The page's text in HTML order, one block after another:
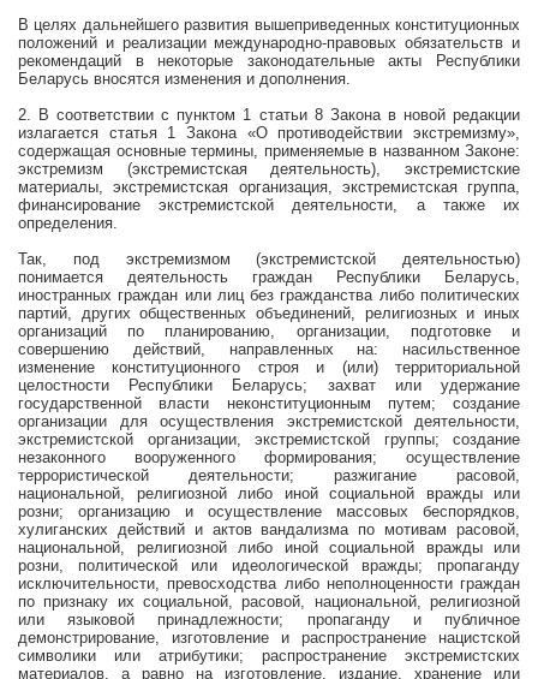
В целях дальнейшего развития вышеприведенных конституционных
положений и реализации международно-правовых обязательств и
рекомендаций в некоторые законодательные акты Республики
Беларусь вносятся изменения и дополнения.
2. В соответствии с пунктом 1 статьи 8 Закона в новой редакции
излагается статья 1 Закона «О противодействии экстремизму»,
содержащая основные термины, применяемые в названном Законе:
экстремизм (экстремистская деятельность), экстремистские
материалы, экстремистская организация, экстремистская группа,
финансирование экстремистской деятельности, а также их
определения.
Так, под экстремизмом (экстремистской деятельностью)
понимается деятельность граждан Республики Беларусь,
иностранных граждан или лиц без гражданства либо политических
партий, других общественных объединений, религиозных и иных
организаций по планированию, организации, подготовке и
совершению действий, направленных на: насильственное
изменение конституционного строя и (или) территориальной
целостности Республики Беларусь; захват или удержание
государственной власти неконституционным путем; создание
организации для осуществления экстремистской деятельности,
экстремистской организации, экстремистской группы; создание
незаконного вооруженного формирования; осуществление
террористической деятельности; разжигание расовой,
национальной, религиозной либо иной социальной вражды или
розни; организацию и осуществление массовых беспорядков,
хулиганских действий и актов вандализма по мотивам расовой,
национальной, религиозной либо иной социальной вражды или
розни, политической или идеологической вражды; пропаганду
исключительности, превосходства либо неполноценности граждан
по признаку их социальной, расовой, национальной, религиозной
или языковой принадлежности; пропаганду и публичное
демонстрирование, изготовление и распространение нацистской
символики или атрибутики; распространение экстремистских
материалов, а равно на изготовление, издание, хранение или